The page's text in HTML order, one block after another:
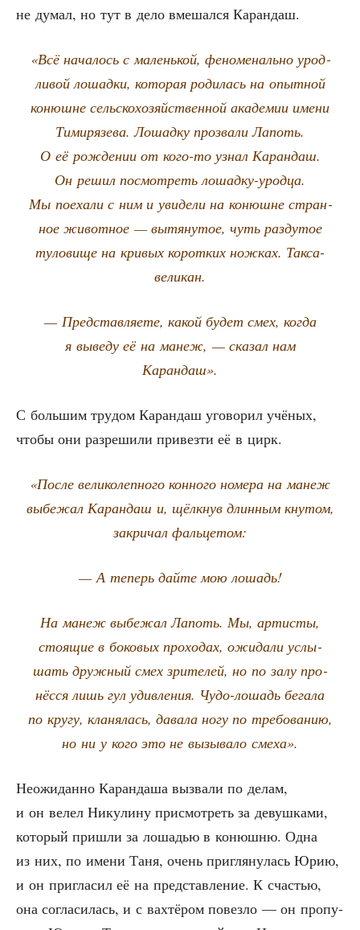
не думал, но тут в дело вме­шал­ся Карандаш.
«Всё нача­лось с малень­кой, фено­ме­наль­но урод­
ли­вой лошад­ки, кото­рая роди­лась на опыт­ной
конюшне сель­ско­хо­зяй­ствен­ной ака­де­мии име­ни
Тими­ря­зе­ва. Лошад­ку про­зва­ли Лапоть.
О её рож­де­нии от кого-то узнал Каран­даш.
Он решил посмот­реть лошад­ку-урод­ца.
Мы поеха­ли с ним и уви­де­ли на конюшне стран­
ное живот­ное — вытя­ну­тое, чуть раз­ду­тое
туло­ви­ще на кри­вых корот­ких нож­ках. Такса-
великан.
— Пред­став­ля­е­те, какой будет смех, когда
я выве­ду её на манеж, — ска­зал нам
Карандаш».
С боль­шим тру­дом Каран­даш уго­во­рил учё­ных,
что­бы они раз­ре­ши­ли при­вез­ти её в цирк.
«После вели­ко­леп­но­го кон­но­го номе­ра на манеж
выбе­жал Каран­даш и, щёлк­нув длин­ным кну­том,
закри­чал фальцетом:
— А теперь дай­те мою лошадь!
На манеж выбе­жал Лапоть. Мы, арти­сты,
сто­я­щие в боко­вых про­хо­дах, ожи­да­ли услы­
шать друж­ный смех зри­те­лей, но по залу про­
нёс­ся лишь гул удив­ле­ния. Чудо-лошадь бега­ла
по кру­гу, кла­ня­лась, дава­ла ногу по тре­бо­ва­нию,
но ни у кого это не вызы­ва­ло смеха».
Неожи­дан­но Каран­да­ша вызва­ли по делам,
и он велел Нику­ли­ну при­смот­реть за девуш­ка­ми,
кото­рый при­шли за лоша­дью в конюш­ню. Одна
из них, по име­ни Таня, очень при­гля­ну­лась Юрию,
и он при­гла­сил её на пред­став­ле­ние. К сча­стью,
она согла­си­лась, и с вах­тё­ром повез­ло — он про­пу­